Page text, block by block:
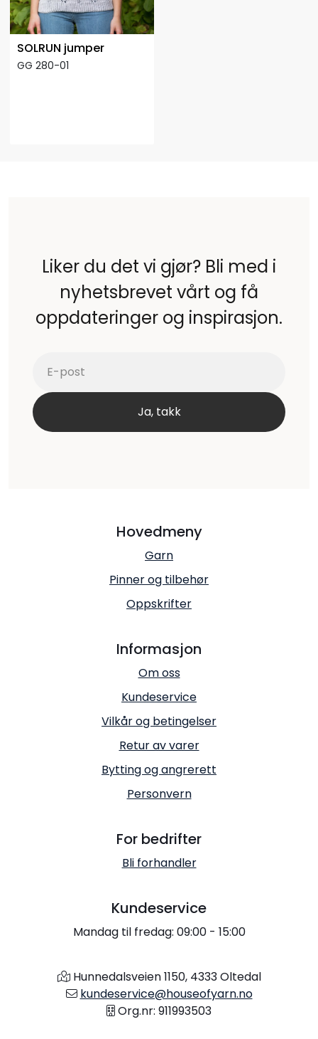
SOLRUN jumper
GG 280-01
Liker du det vi gjør? Bli med i
nyhetsbrevet vårt og få
oppdateringer og inspirasjon.
Hovedmeny
Garn
Pinner og tilbehør
Oppskrifter
Informasjon
Om oss
Kundeservice
Vilkår og betingelser
Retur av varer
Bytting og angrerett
Personvern
For bedrifter
Bli forhandler
Kundeservice
Mandag til fredag: 09:00 - 15:00
Hunnedalsveien 1150, 4333 Oltedal
kundeservice@houseofyarn.no
Org.nr: 911993503